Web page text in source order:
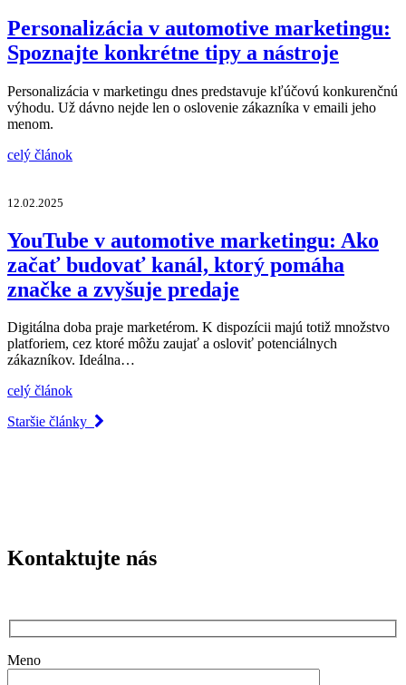
Personalizácia v automotive marketingu:
Spoznajte konkrétne tipy a nástroje
Personalizácia v marketingu dnes predstavuje kľúčovú konkurenčnú
výhodu. Už dávno nejde len o oslovenie zákazníka v emaili jeho
menom.
celý článok
12.02.2025
YouTube v automotive marketingu: Ako
začať budovať kanál, ktorý pomáha
značke a zvyšuje predaje
Digitálna doba praje marketérom. K dispozícii majú totiž množstvo
platforiem, cez ktoré môžu zaujať a osloviť potenciálnych
zákazníkov. Ideálna…
celý článok
Staršie články
Kontaktujte nás
Meno